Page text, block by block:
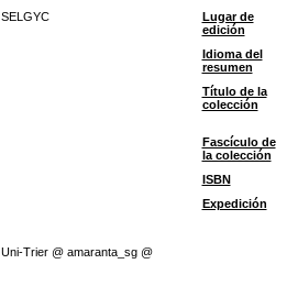
SELGYC
Lugar de
edición
Idioma del
resumen
Título de la
colección
Fascículo de
la colección
ISBN
Expedición
Uni-Trier @ amaranta_sg @